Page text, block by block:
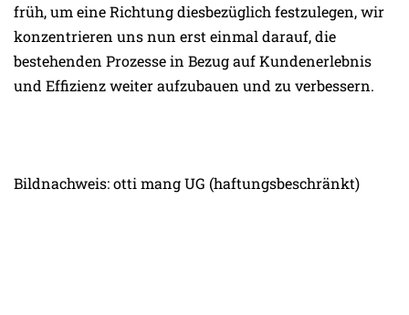
früh, um eine Richtung diesbezüglich festzulegen, wir
konzentrieren uns nun erst einmal darauf, die
bestehenden Prozesse in Bezug auf Kundenerlebnis
und Effizienz weiter aufzubauen und zu verbessern.
Bildnachweis: otti mang UG (haftungsbeschränkt)